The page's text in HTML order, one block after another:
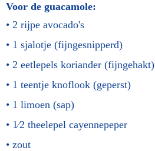
Voor de guacamole:
2 rijpe avocado's
1 sjalotje (fijngesnipperd)
2 eetlepels koriander (fijngehakt)
1 teentje knoflook (geperst)
1 limoen (sap)
1⁄2 theelepel cayennepeper
zout